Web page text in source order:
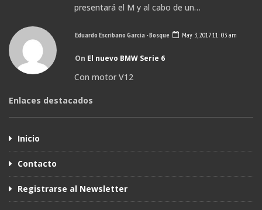
presentará el M y al cabo de un…
Eduardo Escribano García - Bosque May 3, 2017 11: 03 am
On El nuevo BMW Serie 6
Con motor V12
Enlaces destacados
Inicio
Contacto
Registrarse al Newsletter